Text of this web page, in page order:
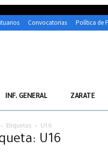
Convocatorias Política de
INF. GENERAL ZARATE
Etiquetas U16
U16